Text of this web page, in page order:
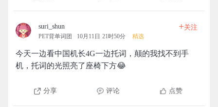
suri_shun
PET背单词团 10月11日 21时50分 精选
+关注
今天一边看中国机长4G一边托词，颠的我找不到手
机，托词的光照亮了座椅下方😂
分享 评论 点赞